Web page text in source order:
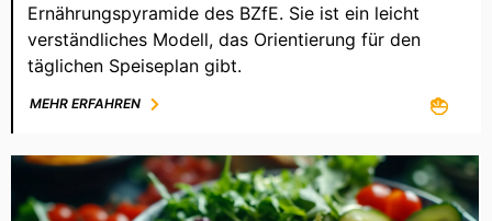
Ernährungspyramide des BZfE. Sie ist ein leicht
verständliches Modell, das Orientierung für den
täglichen Speiseplan gibt.
MEHR ERFAHREN